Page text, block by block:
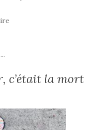
...
c’était la mort